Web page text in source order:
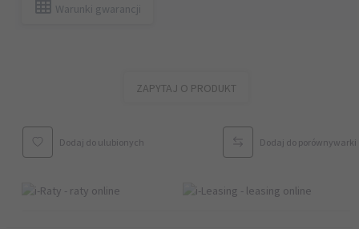
Warunki gwarancji
ZAPYTAJ O PRODUKT
Dodaj do ulubionych Dodaj do porównywarki